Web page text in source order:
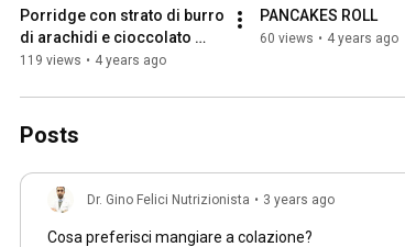
Porridge con strato di burro
di arachidi e cioccolato
bianco
119 views • 4 years ago
PANCAKES ROLL
60 views • 4 years ago
Posts
Dr. Gino Felici Nutrizionista • 3 years ago
Cosa preferisci mangiare a colazione?